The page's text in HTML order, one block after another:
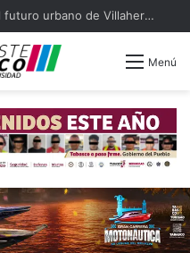
Abren consulta para definir el futuro urbano de Villahermosa y Nacajuca
Menú